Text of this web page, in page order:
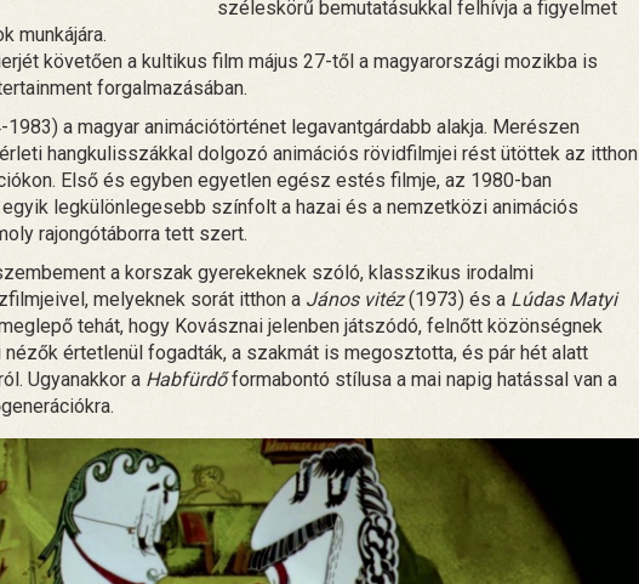
széleskörű bemutatásukkal felhívja a figyelmet
munkájára.
követően a kultikus film május 27-től a magyarországi mozikba is
forgalmazásában.
1983) a magyar animációtörténet legavantgárdabb alakja. Merészen
hangkulisszákkal dolgozó animációs rövidfilmjei rést ütöttek az itthon
Első és egyben egyetlen egész estés filmje, az 1980-ban
legkülönlegesebb színfolt a hazai és a nemzetközi animációs
rajongótáborra tett szert.
a korszak gyerekeknek szóló, klasszikus irodalmi
melyeknek sorát itthon a János vitéz(1973) és a Lúdas Matyi
tehát, hogy Kovásznai jelenben játszódó, felnőtt közönségnek
értetlenül fogadták, a szakmát is megosztotta, és pár hét alatt
Ugyanakkor a Habfürdőformabontó stílusa a mai napig hatással van a